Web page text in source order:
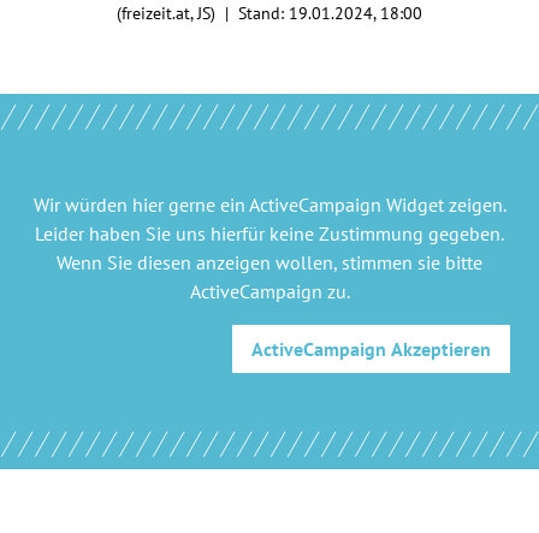
(freizeit.at, JS) | Stand: 19.01.2024, 18:00
Wir würden hier gerne ein ActiveCampaign Widgetzeigen.
Leider haben Sie uns hierfür keine Zustimmung gegeben.
Wenn Sie diesen anzeigen wollen, stimmen sie bitte
ActiveCampaign zu.
ActiveCampaign Akzeptieren